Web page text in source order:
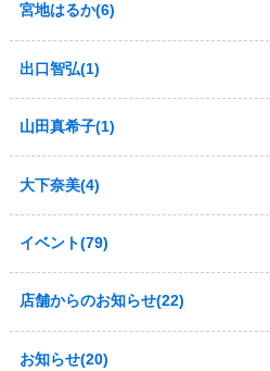
宮地はるか(6)
出口智弘(1)
山田真希子(1)
大下奈美(4)
イベント(79)
店舗からのお知らせ(22)
お知らせ(20)